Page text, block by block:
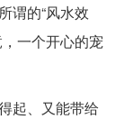
谓的“风水效
一个开心的宠
起、又能带给